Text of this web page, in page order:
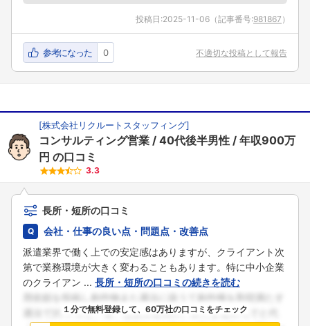
投稿日:2025-11-06 （記事番号:981867 ）
参考になった 0 不適切な投稿として報告
[株式会社リクルートスタッフィング]
コンサルティング営業 40代後半男性
年収900万
円 の口コミ
3.3
長所・短所の口コミ
会社・仕事の良い点・問題点・改善点
派遣業界で働く上での安定感はありますが、クライアント次
第で業務環境が大きく変わることもあります。特に中小企業
のクライアン ... 長所・短所の口コミの続きを読む
１分で無料登録して、60万社の口コミをチェック